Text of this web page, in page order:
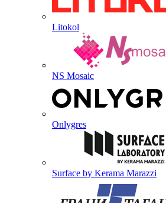
Litokol
NS Mosaic
Onlygres
Surface by Kerama Marazzi